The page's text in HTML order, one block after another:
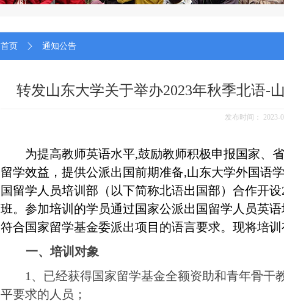
首页 通知公告
转发山东大学关于举办2023年秋季北语-
发布时间： 2023-
为提高教师英语水平,鼓励教师积极申报国家、
留学效益，提供公派出国前期准备,山东大学外国语
国留学人员培训部（以下简称北语出国部）合作开设
班。参加培训的学员通过国家公派出国留学人员英
符合国家留学基金委派出项目的语言要求。现将培训
一、培训对象
1 、已经获得国家留学基金全额资助和青年骨干
平要求的人员；